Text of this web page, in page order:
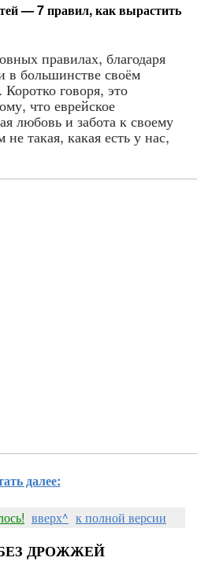
— 7 правил, как вырастить
правилах, благодаря
в большинстве своём
говоря, это
что еврейское
любовь и забота к своему
такая, какая есть у нас,
далее:
вверх^ к полной версии
ДРОЖЖЕЙ